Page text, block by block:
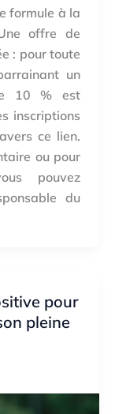
formule à la
offre de
: pour toute
un
10 % est
inscriptions
ce lien.
ou pour
pouvez
du
pour
pleine